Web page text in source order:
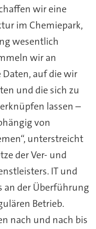
wir eine
im Chemiepark,
wesentlich
wir an
auf die wir
und die sich zu
lassen –
von
unterstreicht
der Ver- und
IT und
an der Überführung
Betrieb.
nach und nach bis